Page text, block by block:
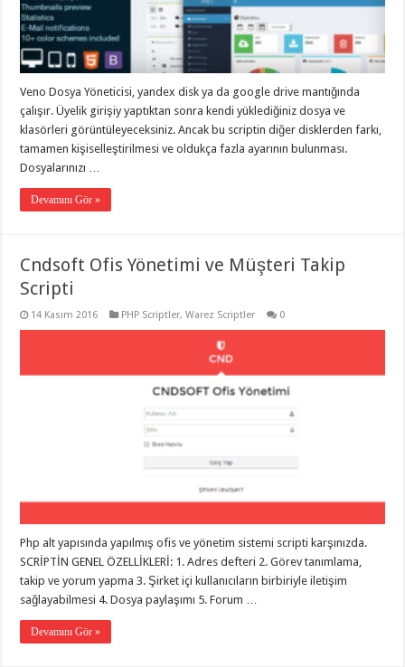
Veno Dosya Yöneticisi, yandex disk ya da google drive mantığında
çalışır. Üyelik girişiy yaptıktan sonra kendi yüklediğiniz dosya ve
klasörleri görüntüleyeceksiniz. Ancak bu scriptin diğer disklerden farkı,
tamamen kişiselleştirilmesi ve oldukça fazla ayarının bulunması.
Dosyalarınızı …
Devamını Gör »
Cndsoft Ofis Yönetimi ve Müşteri Takip
Scripti
14 Kasım 2016 PHP Scriptler,Warez Scriptler 0
Php alt yapısında yapılmış ofis ve yönetim sistemi scripti karşınızda.
SCRİPTİN GENEL ÖZELLİKLERİ: 1. Adres defteri 2. Görev tanımlama,
takip ve yorum yapma 3. Şirket içi kullanıcıların birbiriyle iletişim
sağlayabilmesi 4. Dosya paylaşımı 5. Forum …
Devamını Gör »